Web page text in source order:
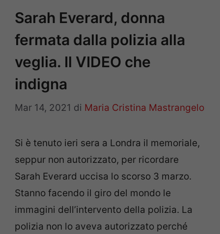
Sarah Everard, donna
fermata dalla polizia alla
veglia. Il VIDEO che
indigna
Mar 14, 2021 di Maria Cristina Mastrangelo
Si è tenuto ieri sera a Londra il memoriale,
seppur non autorizzato, per ricordare
Sarah Everard uccisa lo scorso 3 marzo.
Stanno facendo il giro del mondo le
immagini dell’intervento della polizia. La
polizia non lo aveva autorizzato perché